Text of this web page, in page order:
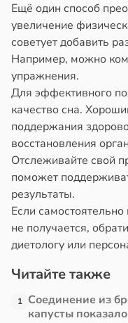
Ещё один способ
увеличение
советует добавить
Например, можно
упражнения.
Для эффективного
качество сна.
поддержания
восстановления
Отслеживайте свой
поможет
результаты.
Если
не получается,
диетологу или
Читайте также
1 Соединение из
капусты